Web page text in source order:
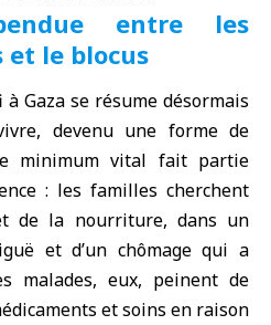
entre les
le blocus
Gaza se résume désormais
devenu une forme de
minimum vital fait partie
: les familles cherchent
de la nourriture, dans un
et d’un chômage qui a
malades, eux, peinent de
et soins en raison